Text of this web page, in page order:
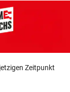
Zeitpunkt